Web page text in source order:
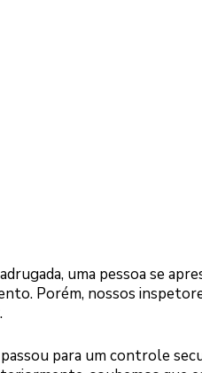
uma pessoa se
Porém, nossos
para um controle